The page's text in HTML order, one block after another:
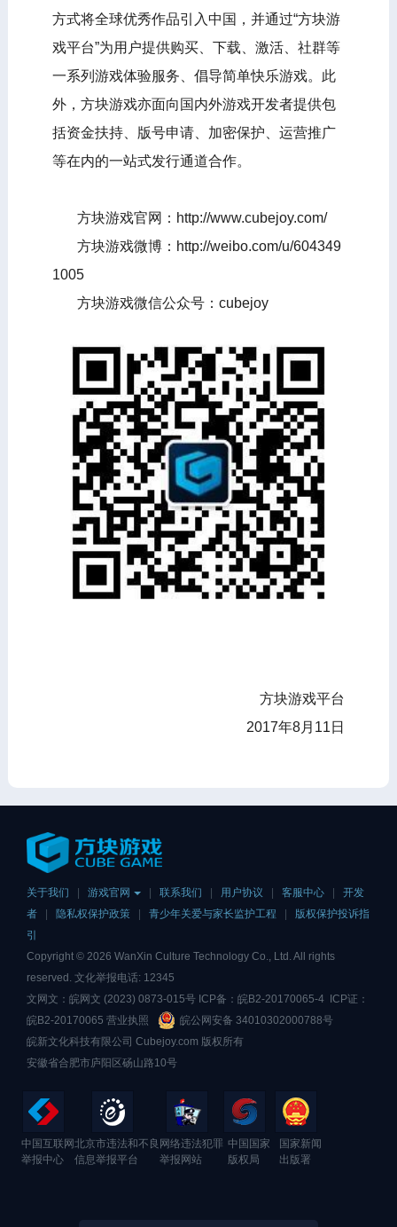
方式将全球优秀作品引入中国，并通过“方块游
戏平台”为用户提供购买、下载、激活、社群等
一系列游戏体验服务、倡导简单快乐游戏。此
外，方块游戏亦面向国内外游戏开发者提供包
括资金扶持、版号申请、加密保护、运营推广
等在内的一站式发行通道合作。
方块游戏官网：http://www.cubejoy.com/
方块游戏微博：http://weibo.com/u/604349
1005
方块游戏微信公众号：cubejoy
方块游戏平台
2017年8月11日
关于我们 游戏官网 联系我们 用户协议 客服中心
开发
者
隐私权保护政策 青少年关爱与家长监护工程
版权保护投诉指
引
Copyright © 2026 WanXin Culture Technology Co., Ltd. All rights
reserved. 文化举报电话: 12345
文网文：皖网文 (2023) 0873-015号 ICP备： 皖B2-20170065-4 ICP证：
皖B2-20170065 营业执照
皖公网安备 34010302000788号
皖新文化科技有限公司 Cubejoy.com 版权所有
安徽省合肥市庐阳区砀山路10号
中国互联网
举报中心
北京市违法和不良
信息举报平台
网络违法犯罪
举报网站
中国国家
版权局
国家新闻
出版署